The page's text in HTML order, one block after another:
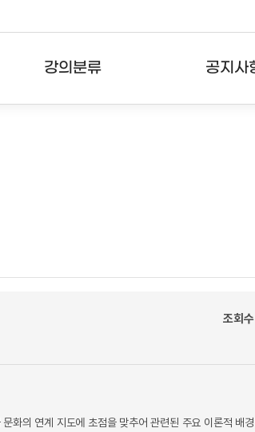
강의분류 공지사
조회수
문화의 연계 지도에 초점을 맞추어 관련된 주요 이론적 배